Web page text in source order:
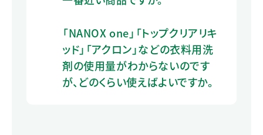
「NANOX one」「トップクリアリキ
ッド」「アクロン」などの衣料用洗
剤の使用量がわからないのです
が、どのくらい使えばよいですか。